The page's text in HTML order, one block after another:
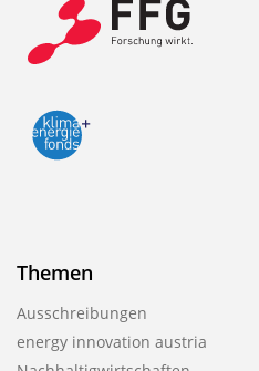
Themen
Ausschreibungen
energy innovation austria